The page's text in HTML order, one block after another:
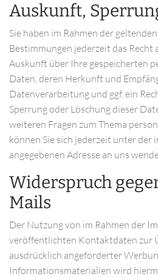
Auskunft,
Sie haben im Rahmen der
Bestimmungen jederzeit das
Auskunft über Ihre gespeicherten
Daten, deren Herkunft und
Datenverarbeitung und ggf. ein
Sperrung oder Löschung dieser
weiteren Fragen zum Thema
können Sie sich jederzeit unter der
angegebenen Adresse an uns
Widerspruch
Mails
Der Nutzung von im Rahmen der
veröffentlichten Kontaktdaten zur
ausdrücklich angeforderter
Informationsmaterialien wird